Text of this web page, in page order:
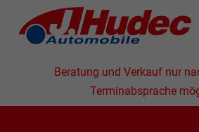
Beratung und Verkauf nur
Terminabsprache